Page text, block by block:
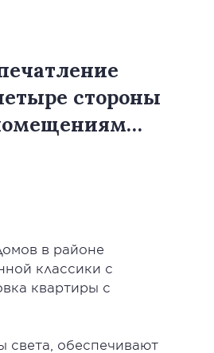
стороны
в районе
классики с
квартиры с
света, обеспечивают